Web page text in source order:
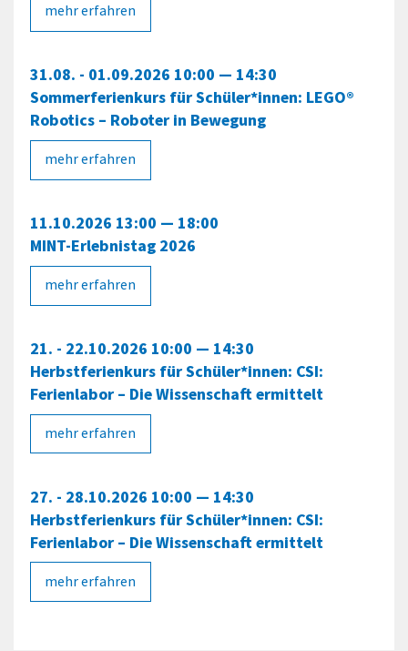
mehr erfahren
31.08. - 01.09.2026 10:00 — 14:30
Sommerferienkurs für Schüler*innen: LEGO®
Robotics – Roboter in Bewegung
mehr erfahren
11.10.2026 13:00 — 18:00
MINT-Erlebnistag 2026
mehr erfahren
21. - 22.10.2026 10:00 — 14:30
Herbstferienkurs für Schüler*innen: CSI:
Ferienlabor – Die Wissenschaft ermittelt
mehr erfahren
27. - 28.10.2026 10:00 — 14:30
Herbstferienkurs für Schüler*innen: CSI:
Ferienlabor – Die Wissenschaft ermittelt
mehr erfahren